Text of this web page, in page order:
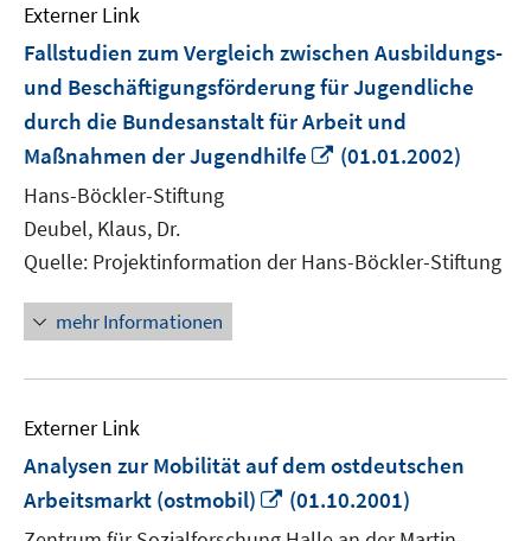
Externer Link
Fallstudien zum Vergleich zwischen Ausbildungs-
und Beschäftigungsförderung für Jugendliche
durch die Bundesanstalt für Arbeit und
Maßnahmen der Jugendhilfe
In
(01.01.2002)
Hans-Böckler-Stiftung
Deubel, Klaus, Dr.
Quelle: Projektinformation der Hans-Böckler-Stiftung
mehr Informationen
Externer Link
Analysen zur Mobilität auf dem ostdeutschen
Arbeitsmarkt (ostmobil)
In
neuem
(01.10.2001)